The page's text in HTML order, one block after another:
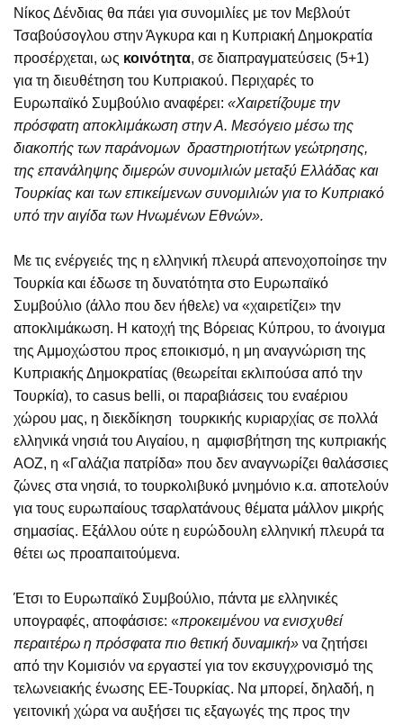
Νίκος Δένδιας θα πάει για συνομιλίες με τον Μεβλούτ
Τσαβούσογλου στην Άγκυρα και η Κυπριακή Δημοκρατία
προσέρχεται, ως κοινότητα, σε διαπραγματεύσεις (5+1)
για τη διευθέτηση του Κυπριακού. Περιχαρές το
Ευρωπαϊκό Συμβούλιο αναφέρει: «Χαιρετίζουμε την
πρόσφατη αποκλιμάκωση στην Α. Μεσόγειο μέσω της
διακοπής των παράνομων δραστηριοτήτων γεώτρησης,
της επανάληψης διμερών συνομιλιών μεταξύ Ελλάδας και
Τουρκίας και των επικείμενων συνομιλιών για το Κυπριακό
υπό την αιγίδα των Ηνωμένων Εθνών».
Με τις ενέργειές της η ελληνική πλευρά απενοχοποίησε την
Τουρκία και έδωσε τη δυνατότητα στο Ευρωπαϊκό
Συμβούλιο (άλλο που δεν ήθελε) να «χαιρετίζει» την
αποκλιμάκωση. Η κατοχή της Βόρειας Κύπρου, το άνοιγμα
της Αμμοχώστου προς εποικισμό, η μη αναγνώριση της
Κυπριακής Δημοκρατίας (θεωρείται εκλιπούσα από την
Τουρκία), το casus belli, οι παραβιάσεις του εναέριου
χώρου μας, η διεκδίκηση τουρκικής κυριαρχίας σε πολλά
ελληνικά νησιά του Αιγαίου, η αμφισβήτηση της κυπριακής
ΑΟΖ, η «Γαλάζια πατρίδα» που δεν αναγνωρίζει θαλάσσιες
ζώνες στα νησιά, το τουρκολιβυκό μνημόνιο κ.α. αποτελούν
για τους ευρωπαίους τσαρλατάνους θέματα μάλλον μικρής
σημασίας. Εξάλλου ούτε η ευρώδουλη ελληνική πλευρά τα
θέτει ως προαπαιτούμενα.
Έτσι το Ευρωπαϊκό Συμβούλιο, πάντα με ελληνικές
υπογραφές, αποφάσισε: «προκειμένου να ενισχυθεί
περαιτέρω η πρόσφατα πιο θετική δυναμική» να ζητήσει
από την Κομισιόν να εργαστεί για τον εκσυγχρονισμό της
τελωνειακής ένωσης ΕΕ-Τουρκίας. Να μπορεί, δηλαδή, η
γειτονική χώρα να αυξήσει τις εξαγωγές της προς την